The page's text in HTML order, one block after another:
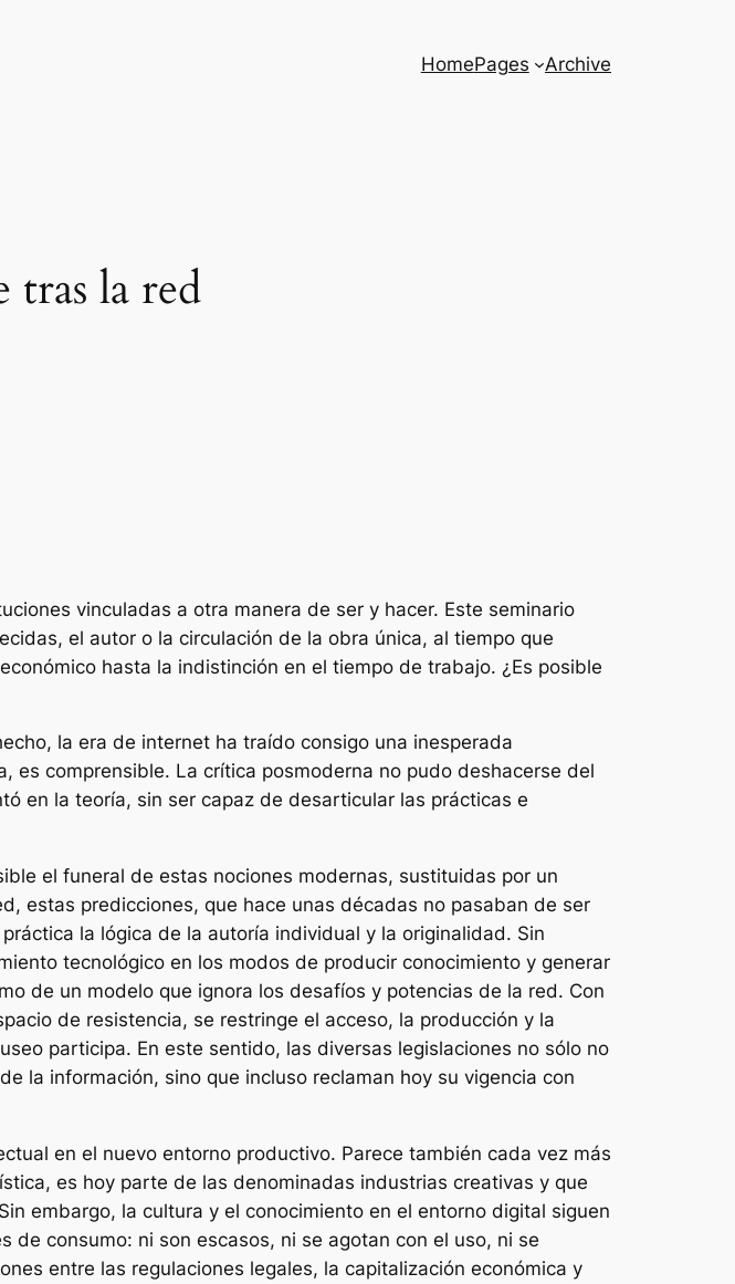
HomePages Archive
tras la red
vinculadas a otra manera de ser y hacer. Este seminario
el autor o la circulación de la obra única, al tiempo que
hasta la indistinción en el tiempo de trabajo. ¿Es posible
la era de internet ha traído consigo una inesperada
es comprensible. La crítica posmoderna no pudo deshacerse del
en la teoría, sin ser capaz de desarticular las prácticas e
el funeral de estas nociones modernas, sustituidas por un
estas predicciones, que hace unas décadas no pasaban de ser
práctica la lógica de la autoría individual y la originalidad. Sin
tecnológico en los modos de producir conocimiento y generar
de un modelo que ignora los desafíos y potencias de la red. Con
de resistencia, se restringe el acceso, la producción y la
participa. En este sentido, las diversas legislaciones no sólo no
la información, sino que incluso reclaman hoy su vigencia con
en el nuevo entorno productivo. Parece también cada vez más
es hoy parte de las denominadas industrias creativas y que
embargo, la cultura y el conocimiento en el entorno digital siguen
consumo: ni son escasos, ni se agotan con el uso, ni se
entre las regulaciones legales, la capitalización económica y